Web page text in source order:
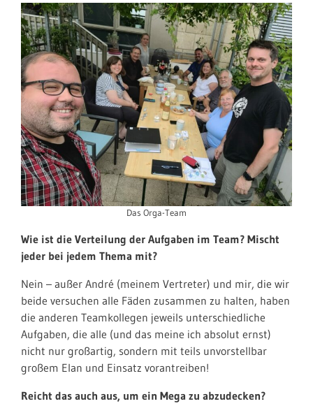
Das Orga-Team
Wie ist die Verteilung der Aufgaben im Team? Mischt
jeder bei jedem Thema mit?
Nein – außer André (meinem Vertreter) und mir, die wir
beide versuchen alle Fäden zusammen zu halten, haben
die anderen Teamkollegen jeweils unterschiedliche
Aufgaben, die alle (und das meine ich absolut ernst)
nicht nur großartig, sondern mit teils unvorstellbar
großem Elan und Einsatz vorantreiben!
Reicht das auch aus, um ein Mega zu abzudecken?